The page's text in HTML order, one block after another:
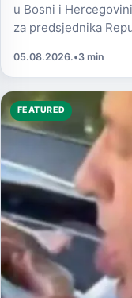
u Bosni i
za predsjednika
05.08.2026.•3 min
FEATURED